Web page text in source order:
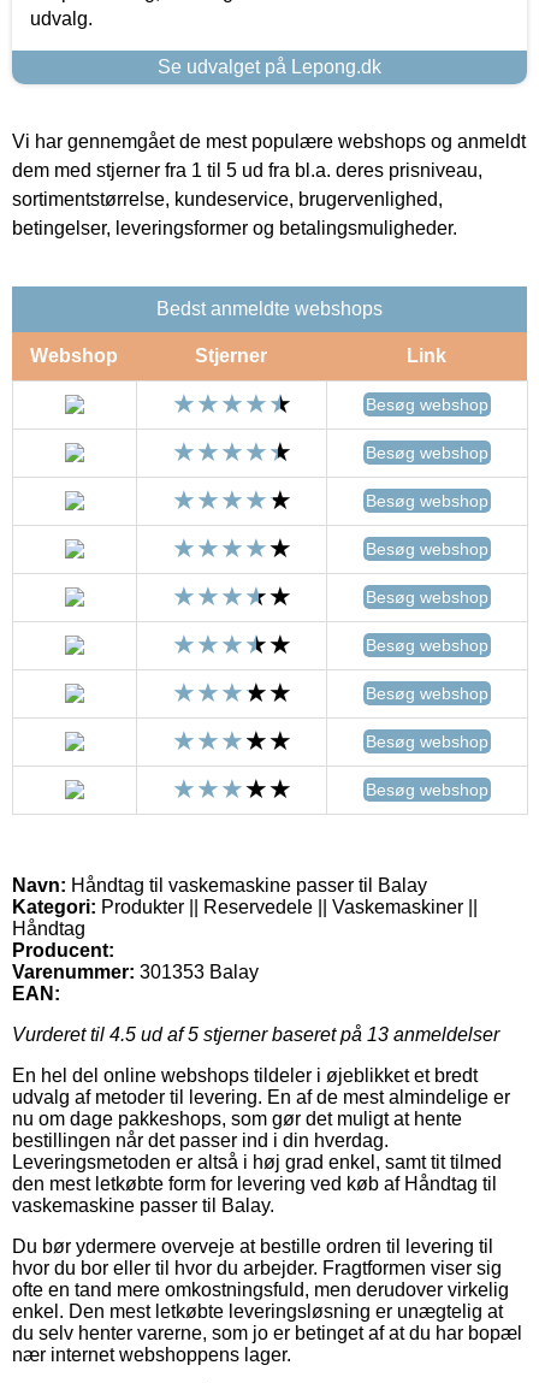
udvalg.
Se udvalget på Lepong.dk
Vi har gennemgået de mest populære webshops og anmeldt
dem med stjerner fra 1 til 5 ud fra bl.a. deres prisniveau,
sortimentstørrelse, kundeservice, brugervenlighed,
betingelser, leveringsformer og betalingsmuligheder.
Bedst anmeldte webshops
Webshop Stjerner Link
Besøg webshop
Besøg webshop
Besøg webshop
Besøg webshop
Besøg webshop
Besøg webshop
Besøg webshop
Besøg webshop
Besøg webshop
Navn: Håndtag til vaskemaskine passer til Balay
Kategori: Produkter || Reservedele || Vaskemaskiner ||
Håndtag
Producent:
Varenummer: 301353 Balay
EAN:
Vurderet til 4.5 ud af 5 stjerner baseret på 13 anmeldelser
En hel del online webshops tildeler i øjeblikket et bredt
udvalg af metoder til levering. En af de mest almindelige er
nu om dage pakkeshops, som gør det muligt at hente
bestillingen når det passer ind i din hverdag.
Leveringsmetoden er altså i høj grad enkel, samt tit tilmed
den mest letkøbte form for levering ved køb af Håndtag til
vaskemaskine passer til Balay.
Du bør ydermere overveje at bestille ordren til levering til
hvor du bor eller til hvor du arbejder. Fragtformen viser sig
ofte en tand mere omkostningsfuld, men derudover virkelig
enkel. Den mest letkøbte leveringsløsning er unægtelig at
du selv henter varerne, som jo er betinget af at du har bopæl
nær internet webshoppens lager.